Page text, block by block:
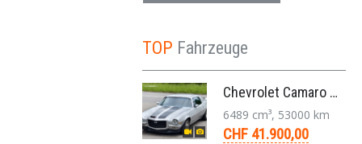
TOP Fahrzeuge
Chevrolet Camaro SS 396 LS3 Coupe Aut. 1971
6489 cm³, 53000 km
CHF 41.900,00